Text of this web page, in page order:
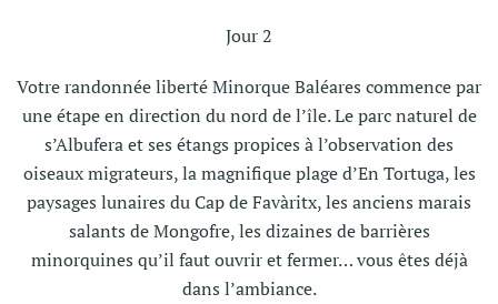
Jour 2
Votre randonnée liberté Minorque Baléares commence par
une étape en direction du nord de l’île. Le parc naturel de
s’Albufera et ses étangs propices à l’observation des
oiseaux migrateurs, la magnifique plage d’En Tortuga, les
paysages lunaires du Cap de Favàritx, les anciens marais
salants de Mongofre, les dizaines de barrières
minorquines qu’il faut ouvrir et fermer… vous êtes déjà
dans l’ambiance.